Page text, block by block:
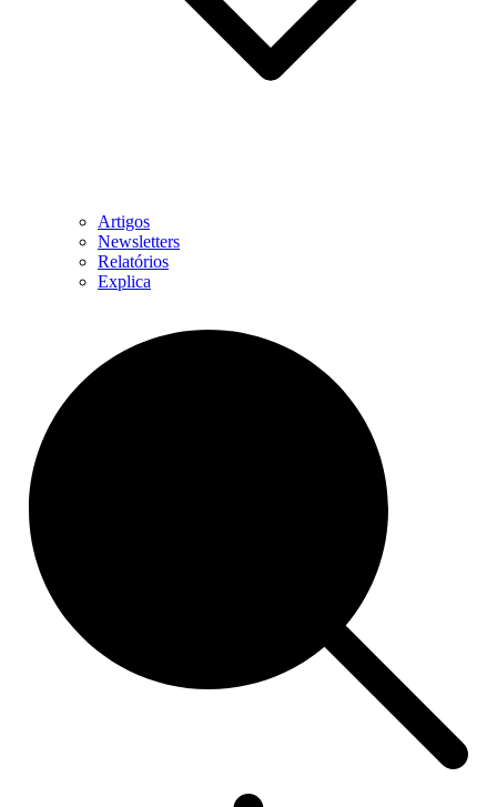
Artigos
Newsletters
Relatórios
Explica